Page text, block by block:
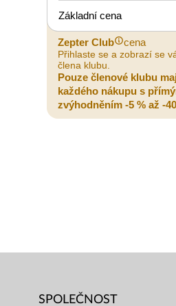
Základní cena
Zepter Club cena
Přihlaste se a zobrazí se
člena klubu.
Pouze členové klubu
každého nákupu s
zvýhodněním -5 % až -
SPOLEČNOST